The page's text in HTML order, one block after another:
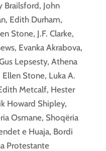
Brailsford, John
Edith Durham,
Stone, J.F. Clarke,
Evanka Akrabova,
Lepsesty, Athena
Stone, Luka A.
Metcalf, Hester
Howard Shipley,
Osmane, Shoqëria
e Huaja, Bordi
Protestante